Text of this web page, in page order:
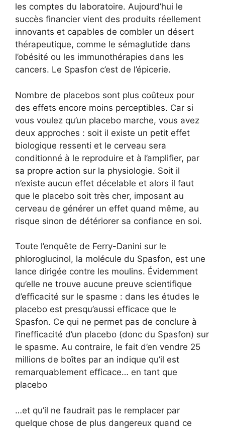
les comptes du laboratoire. Aujourd’hui le
succès financier vient des produits réellement
innovants et capables de combler un désert
thérapeutique, comme le sémaglutide dans
l’obésité ou les immunothérapies dans les
cancers. Le Spasfon c’est de l’épicerie.
Nombre de placebos sont plus coûteux pour
des effets encore moins perceptibles. Car si
vous voulez qu’un placebo marche, vous avez
deux approches : soit il existe un petit effet
biologique ressenti et le cerveau sera
conditionné à le reproduire et à l’amplifier, par
sa propre action sur la physiologie. Soit il
n’existe aucun effet décelable et alors il faut
que le placebo soit très cher, imposant au
cerveau de générer un effet quand même, au
risque sinon de détériorer sa confiance en soi.
Toute l’enquête de Ferry-Danini sur le
phloroglucinol, la molécule du Spasfon, est une
lance dirigée contre les moulins. Évidemment
qu’elle ne trouve aucune preuve scientifique
d’efficacité sur le spasme : dans les études le
placebo est presqu’aussi efficace que le
Spasfon. Ce qui ne permet pas de conclure à
l’inefficacité d’un placebo (donc du Spasfon) sur
le spasme. Au contraire, le fait d’en vendre 25
millions de boîtes par an indique qu’il est
remarquablement efficace… en tant que
placebo
…et qu’il ne faudrait pas le remplacer par
quelque chose de plus dangereux quand ce